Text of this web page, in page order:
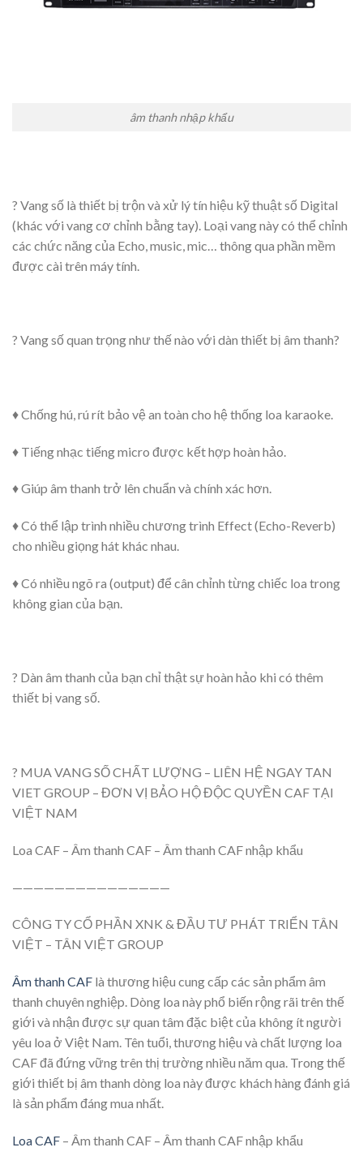
âm thanh nhập khẩu
? Vang số là thiết bị trộn và xử lý tín hiệu kỹ thuật số Digital
(khác với vang cơ chỉnh bằng tay). Loại vang này có thể chỉnh
các chức năng của Echo, music, mic… thông qua phần mềm
được cài trên máy tính.
? Vang số quan trọng như thế nào với dàn thiết bị âm thanh?
♦️ Chống hú, rú rít bảo vệ an toàn cho hệ thống loa karaoke.
♦️ Tiếng nhạc tiếng micro được kết hợp hoàn hảo.
♦️ Giúp âm thanh trở lên chuẩn và chính xác hơn.
♦️ Có thể lập trình nhiều chương trình Effect (Echo-Reverb)
cho nhiều giọng hát khác nhau.
♦️ Có nhiều ngõ ra (output) để cân chỉnh từng chiếc loa trong
không gian của bạn.
? Dàn âm thanh của bạn chỉ thật sự hoàn hảo khi có thêm
thiết bị vang số.
? MUA VANG SỐ CHẤT LƯỢNG – LIÊN HỆ NGAY TAN
VIET GROUP – ĐƠN VỊ BẢO HỘ ĐỘC QUYỀN CAF TẠI
VIỆT NAM
Loa CAF – Âm thanh CAF – Âm thanh CAF nhập khẩu
———————————————
CÔNG TY CỔ PHẦN XNK & ĐẦU TƯ PHÁT TRIỂN TÂN
VIỆT – TÂN VIỆT GROUP
Âm thanh CAF là thương hiệu cung cấp các sản phẩm âm
thanh chuyên nghiệp. Dòng loa này phổ biến rộng rãi trên thế
giới và nhận được sự quan tâm đặc biệt của không ít người
yêu loa ở Việt Nam. Tên tuổi, thương hiệu và chất lượng loa
CAF đã đứng vững trên thị trường nhiều năm qua. Trong thế
giới thiết bị âm thanh dòng loa này được khách hàng đánh giá
là sản phẩm đáng mua nhất.
Loa CAF – Âm thanh CAF – Âm thanh CAF nhập khẩu